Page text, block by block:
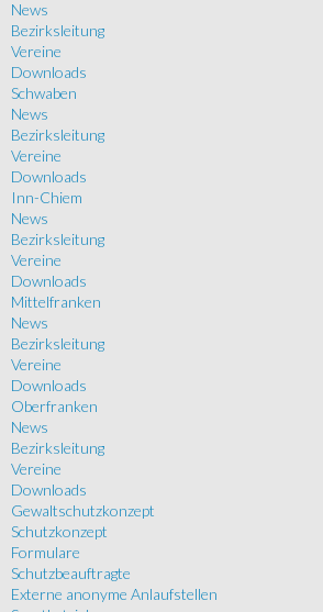
News
Bezirksleitung
Vereine
Downloads
Schwaben
News
Bezirksleitung
Vereine
Downloads
Inn-Chiem
News
Bezirksleitung
Vereine
Downloads
Mittelfranken
News
Bezirksleitung
Vereine
Downloads
Oberfranken
News
Bezirksleitung
Vereine
Downloads
Gewaltschutzkonzept
Schutzkonzept
Formulare
Schutzbeauftragte
Externe anonyme Anlaufstellen